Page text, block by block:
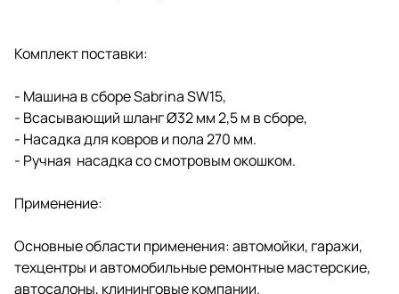
Комплект поставки:
- Машина в сборе Sabrina SW15,
- Всасывающий шланг Ø32 мм 2,5 м в сборе,
- Насадка для ковров и пола 270 мм.
- Ручная насадка со смотровым окошком.
Применение:
Основные области применения: автомойки, гаражи,
техцентры и автомобильные ремонтные мастерские,
автосалоны, клининговые компании.